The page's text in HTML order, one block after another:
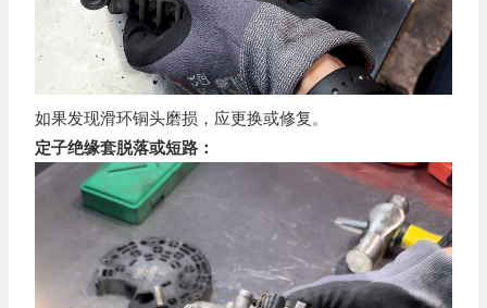
如果发现滑环铜头磨损，应更换或修复。
定子绝缘套脱落或短路：